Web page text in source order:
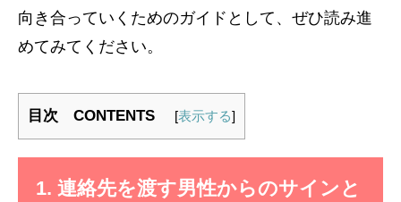
向き合っていくためのガイドとして、ぜひ読み進
めてみてください。
目次 CONTENTS [表示する]
1. 連絡先を渡す男性からのサインと